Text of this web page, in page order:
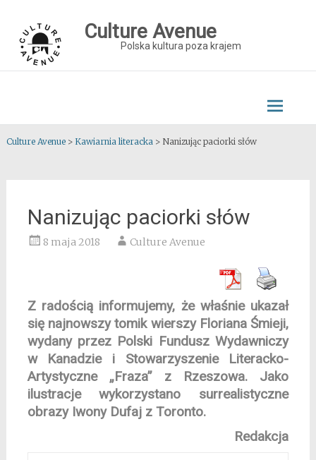
content
Culture Avenue
Polska kultura poza krajem
Culture Avenue> Kawiarnia literacka> Nanizując paciorki słów
Nanizując paciorki słów
8 maja 2018 Culture Avenue
Z radością informujemy, że właśnie ukazał
się najnowszy tomik wierszy Floriana Śmieji,
wydany przez Polski Fundusz Wydawniczy
w Kanadzie i Stowarzyszenie Literacko-
Artystyczne „Fraza” z Rzeszowa. Jako
ilustracje wykorzystano surrealistyczne
obrazy Iwony Dufaj z Toronto.
Redakcja